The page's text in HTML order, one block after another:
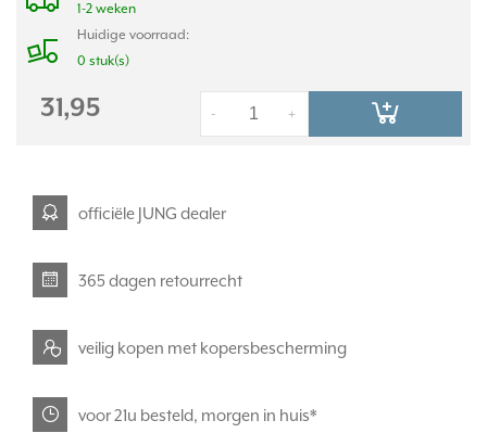
1-2 weken
Huidige voorraad:
0 stuk(s)
31,95 +
-
officiële JUNG dealer
365 dagen retourrecht
veilig kopen met kopersbescherming
voor 21u besteld, morgen in huis*